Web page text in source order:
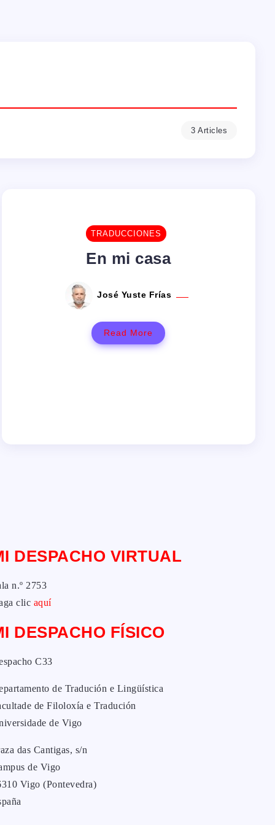
3 Articles
TRADUCCIONES
En mi casa
José Yuste Frías
Read More
DESPACHO VIRTUAL
n.º 2753
clic aquí
DESPACHO FÍSICO
C33
de Tradución e Lingüística
de Filoloxía e Tradución
de Vigo
das Cantigas, s/n
de Vigo
Vigo (Pontevedra)